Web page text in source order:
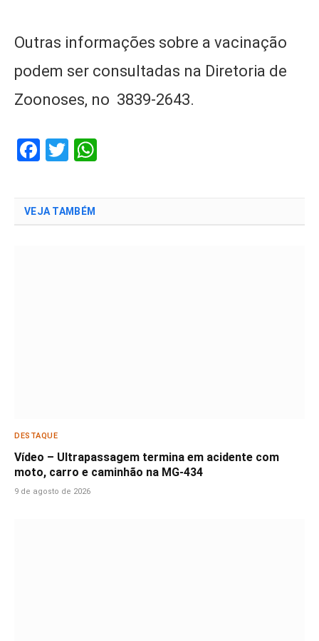
Outras informações sobre a vacinação
podem ser consultadas na Diretoria de
Zoonoses, no 3839-2643.
Facebook
Twitter
VEJA TAMBÉM
DESTAQUE
Vídeo – Ultrapassagem termina em acidente com
moto, carro e caminhão na MG-434
9 de agosto de 2026